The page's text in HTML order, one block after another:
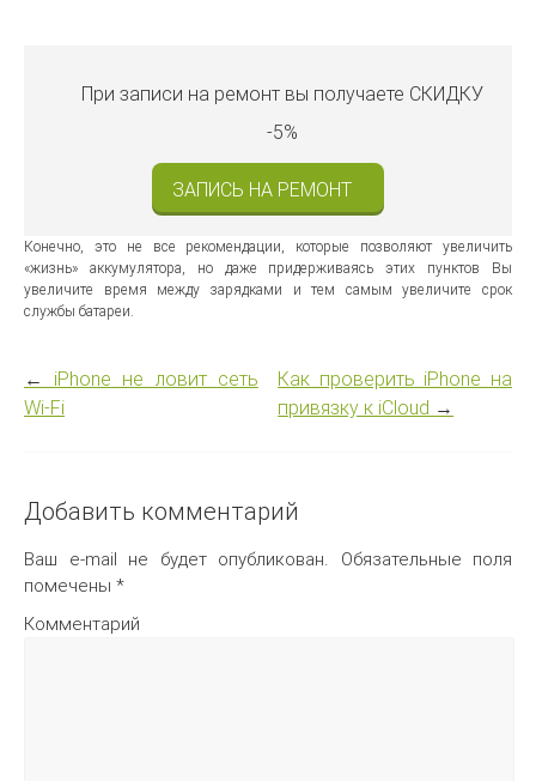
При записи на ремонт вы получаете СКИДКУ
-5%
ЗАПИСЬ НА РЕМОНТ
Конечно, это не все рекомендации, которые позволяют увеличить
«жизнь» аккумулятора, но даже придерживаясь этих пунктов Вы
увеличите время между зарядками и тем самым увеличите срок
службы батареи.
←
iPhone не ловит сеть
Wi-Fi
Как проверить iPhone на
привязку к iCloud →
Добавить комментарий
Ваш e-mail не будет опубликован. Обязательные поля
помечены *
Комментарий